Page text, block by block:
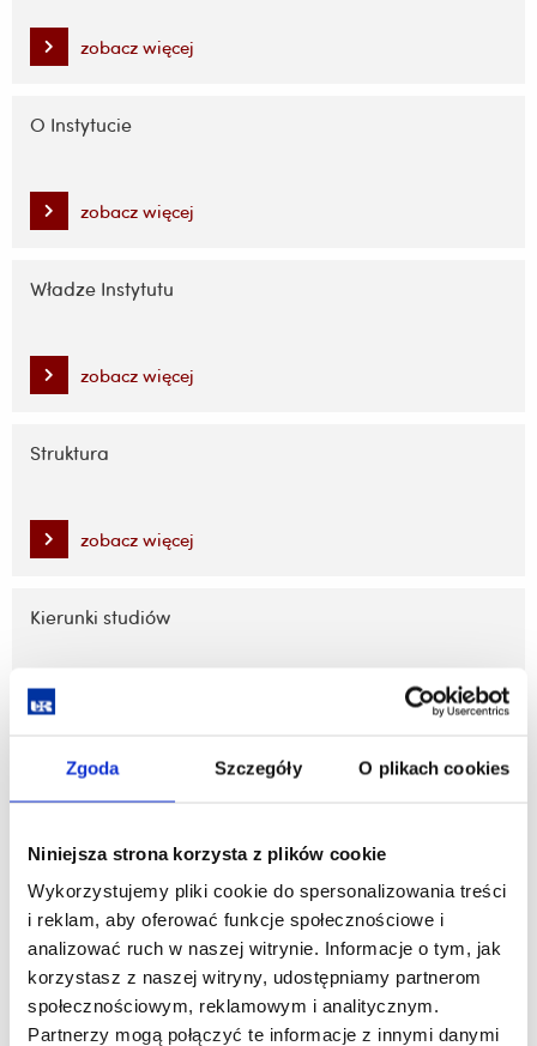
Zgoda Szczegóły O plikach cookies
Niniejsza strona korzysta z plików cookie
Wykorzystujemy pliki cookie do spersonalizowania treści
i reklam, aby oferować funkcje społecznościowe i
analizować ruch w naszej witrynie. Informacje o tym, jak
korzystasz z naszej witryny, udostępniamy partnerom
społecznościowym, reklamowym i analitycznym.
Partnerzy mogą połączyć te informacje z innymi danymi
treści
zobacz więcej
O Instytucie
zobacz więcej
Władze Instytutu
zobacz więcej
Struktura
zobacz więcej
Kierunki studiów
Kontakt
zobacz więcej
Działalność naukowa
zobacz więcej